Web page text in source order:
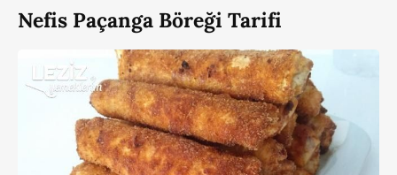
Nefis Paçanga Böreği Tarifi